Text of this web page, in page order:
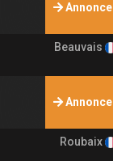
Annonce
Beauvais
Annonce
Roubaix